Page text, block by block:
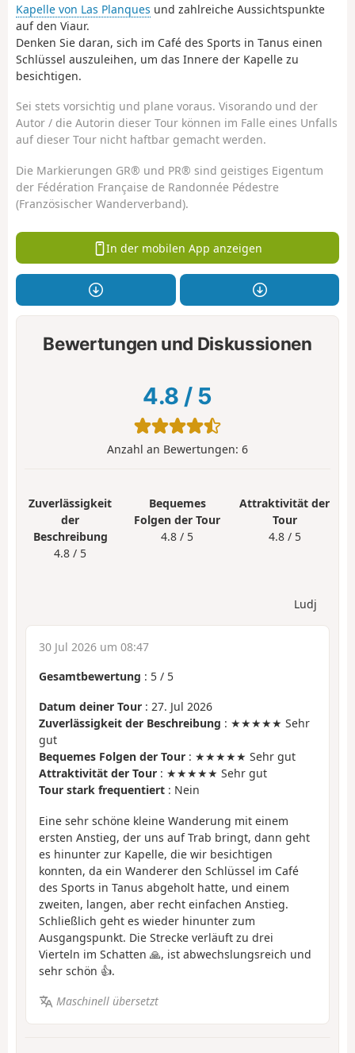
Kapelle von Las Planques und zahlreiche Aussichtspunkte
auf den Viaur.
Denken Sie daran, sich im Café des Sports in Tanus einen
Schlüssel auszuleihen, um das Innere der Kapelle zu
besichtigen.
Sei stets vorsichtig und plane voraus. Visorando und der
Autor / die Autorin dieser Tour können im Falle eines Unfalls
auf dieser Tour nicht haftbar gemacht werden.
Die Markierungen GR® und PR® sind geistiges Eigentum
der Fédération Française de Randonnée Pédestre
(Französischer Wanderverband).
In der mobilen App anzeigen
Bewertungen und Diskussionen
4.8 / 5
Anzahl an Bewertungen: 6
Zuverlässigkeit
der
Beschreibung
4.8 / 5
Bequemes
Folgen der Tour
4.8 / 5
Attraktivität der
Tour
4.8 / 5
Ludj
30 Jul 2026 um 08:47
Gesamtbewertung : 5 / 5
Datum deiner Tour : 27. Jul 2026
Zuverlässigkeit der Beschreibung : ★★★★★ Sehr
gut
Bequemes Folgen der Tour : ★★★★★ Sehr gut
Attraktivität der Tour : ★★★★★ Sehr gut
Tour stark frequentiert : Nein
Eine sehr schöne kleine Wanderung mit einem
ersten Anstieg, der uns auf Trab bringt, dann geht
es hinunter zur Kapelle, die wir besichtigen
konnten, da ein Wanderer den Schlüssel im Café
des Sports in Tanus abgeholt hatte, und einem
zweiten, langen, aber recht einfachen Anstieg.
Schließlich geht es wieder hinunter zum
Ausgangspunkt. Die Strecke verläuft zu drei
Vierteln im Schatten 🙏, ist abwechslungsreich und
sehr schön 👍.
Maschinell übersetzt